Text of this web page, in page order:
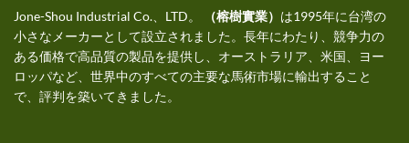
Jone-Shou Industrial Co.、LTD。 （榕樹實業） は1995年に台湾の
小さなメーカーとして設立されました。長年にわたり、競争力の
ある価格で高品質の製品を提供し、オーストラリア、米国、ヨー
ロッパなど、世界中のすべての主要な馬術市場に輸出すること
で、評判を築いてきました。